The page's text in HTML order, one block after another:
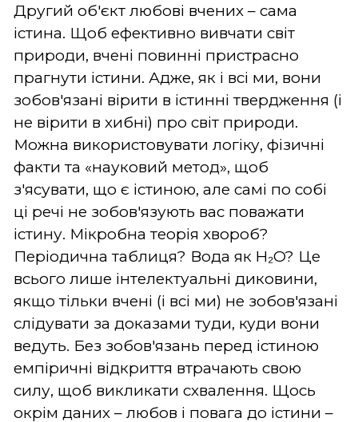
Другий об'єкт любові вчених – сама
істина. Щоб ефективно вивчати світ
природи, вчені повинні пристрасно
прагнути істини. Адже, як і всі ми, вони
зобов'язані вірити в істинні твердження (і
не вірити в хибні) про світ природи.
Можна використовувати логіку, фізичні
факти та «науковий метод», щоб
з'ясувати, що є істиною, але самі по собі
ці речі не зобов'язують вас поважати
істину. Мікробна теорія хвороб?
Періодична таблиця? Вода як H₂O? Це
всього лише інтелектуальні диковини,
якщо тільки вчені (і всі ми) не зобов'язані
слідувати за доказами туди, куди вони
ведуть. Без зобов'язань перед істиною
емпіричні відкриття втрачають свою
силу, щоб викликати схвалення. Щось
окрім даних – любов і повага до істини –